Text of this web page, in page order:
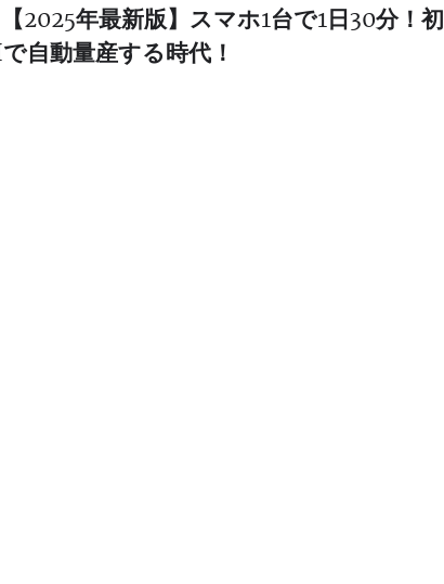
2025年最新版】スマホ1台で1日30分！初
自動量産する時代！